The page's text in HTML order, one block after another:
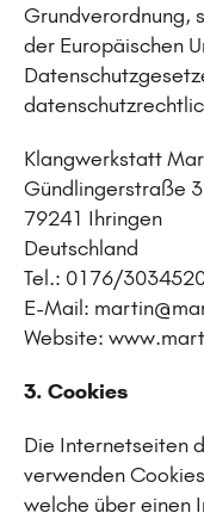
Grundverordnung,
der Europäischen
Klangwerkstatt
Gündlingerstraße
79241 Ihringen
Deutschland
Tel.: 0176/
E-Mail:
Website:
3. Cookies
Die Internetseiten
verwenden
welche über einen